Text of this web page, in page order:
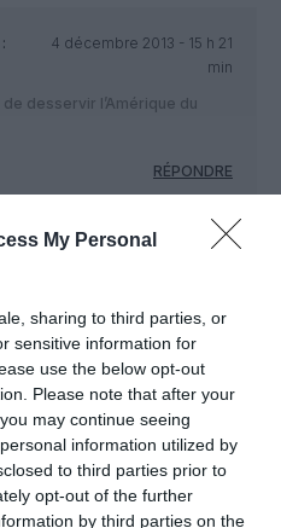
My Personal
sharing to third parties, or
sensitive information for
use the below opt-out
Please note that after your
may continue seeing
information utilized by
to third parties prior to
opt-out of the further
by third parties on the
4 décembre 2013 - 15 h 21
min
desservir l’Amérique du
RÉPONDRE
Etihad de se positionner sur
fermés :
indirectement sur Orly et de
des villes de province non
mal!
désireuse de se
obligatoirement par Paris, ou
de passagers qui s en
moment que le prix est